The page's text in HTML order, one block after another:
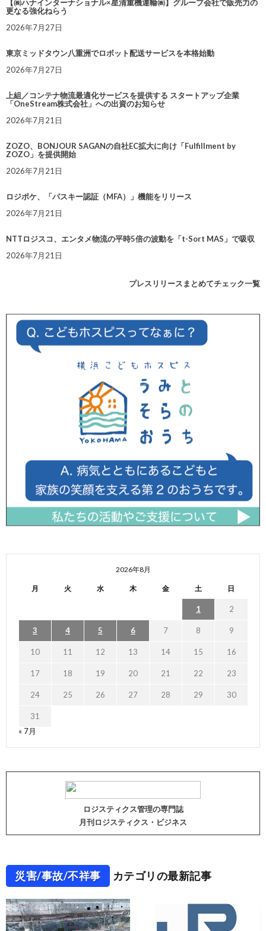
【㈱ハナインターナショナル×星清重機運輸㈱】グループ会社で販売力の
更なる強化ねらう
2026年7月27日
東京ミッドタウン八重洲でロボット配送サービスを本格始動
2026年7月27日
上組／コンテナ物流最適化サービスを提供する スタートアップ企業
「OneStream株式会社」への出資のお知らせ
2026年7月21日
ZOZO、BONJOUR SAGANの自社EC拡大に向け「Fulfillment by
ZOZO」を提供開始
2026年7月21日
ロジポケ、「パスキー認証（MFA）」機能をリリース
2026年7月21日
NTTロジスコ、エンタメ物流の平時5倍の波動を「t-Sort MAS」で吸収
2026年7月21日
プレスリリースまとめてチェック一覧
2026年8月
月 火 水 木 金 土 日
1 2
3 4 5 6 7 8 9
10 11 12 13 14 15 16
17 18 19 20 21 22 23
24 25 26 27 28 29 30
31
« 7月
ロジスティクス管理の専門誌
月刊ロジスティクス・ビジネス
災害/事故/不祥事 カテゴリの最新記事